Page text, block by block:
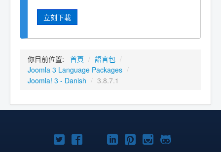
立刻下載
你目前位置: 首頁 / 語言包 /
Joomla 3 Language Packages /
Joomla! 3 - Danish / 3.8.7.1
TwitterFacebookYouTube
Linkedln
Pinterest
Instagram
GitHub